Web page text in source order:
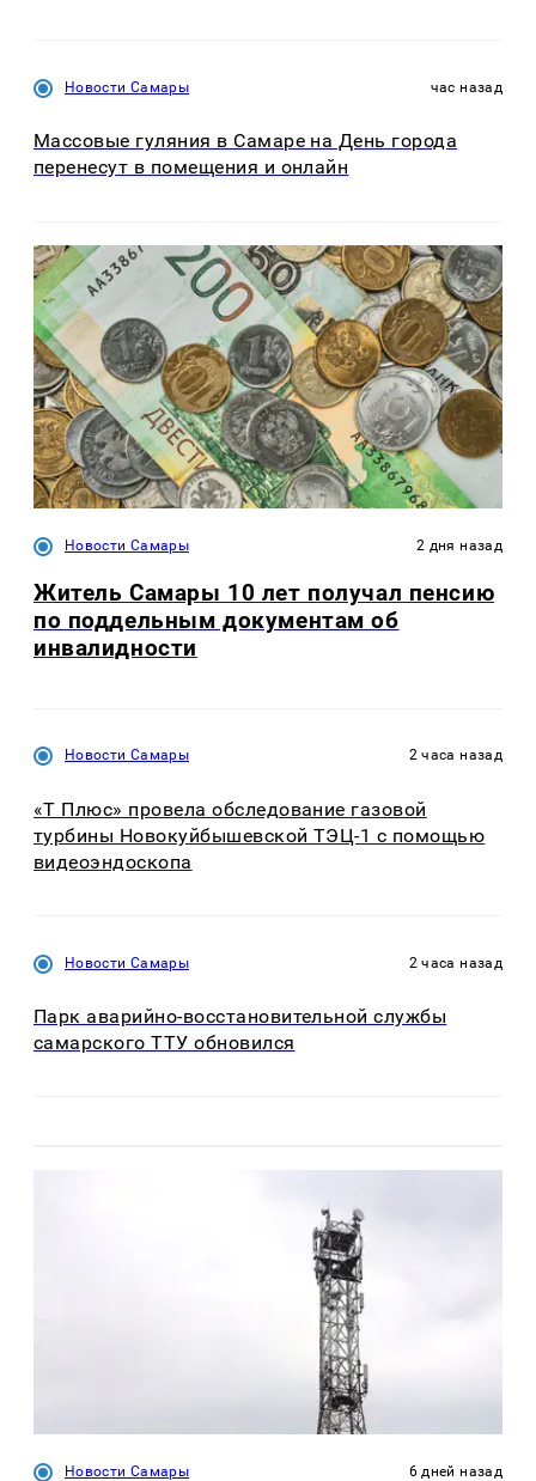
Новости Самары час назад
Массовые гуляния в Самаре на День города
перенесут в помещения и онлайн
Новости Самары 2 дня назад
Житель Самары 10 лет получал пенсию
по поддельным документам об
инвалидности
Новости Самары 2 часа назад
«Т Плюс» провела обследование газовой
турбины Новокуйбышевской ТЭЦ-1 с помощью
видеоэндоскопа
Новости Самары 2 часа назад
Парк аварийно-восстановительной службы
самарского ТТУ обновился
Новости Самары 6 дней назад